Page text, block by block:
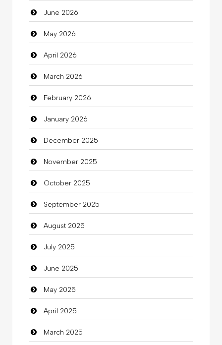
Automation Company
Automotive Services
Bail bonds service
Bath Remodeling
Beauty
Beauty Salon and Products
Bicycle Shop
Business
Business and Investment
Cannabis
Car dealer
Car Rental Agency
Careers and Recruitment
Carpet Cleaning
Carpet Cleaning Services
Casino
June 2026
May 2026
April 2026
March 2026
February 2026
January 2026
December 2025
November 2025
October 2025
September 2025
August 2025
July 2025
June 2025
May 2025
April 2025
March 2025